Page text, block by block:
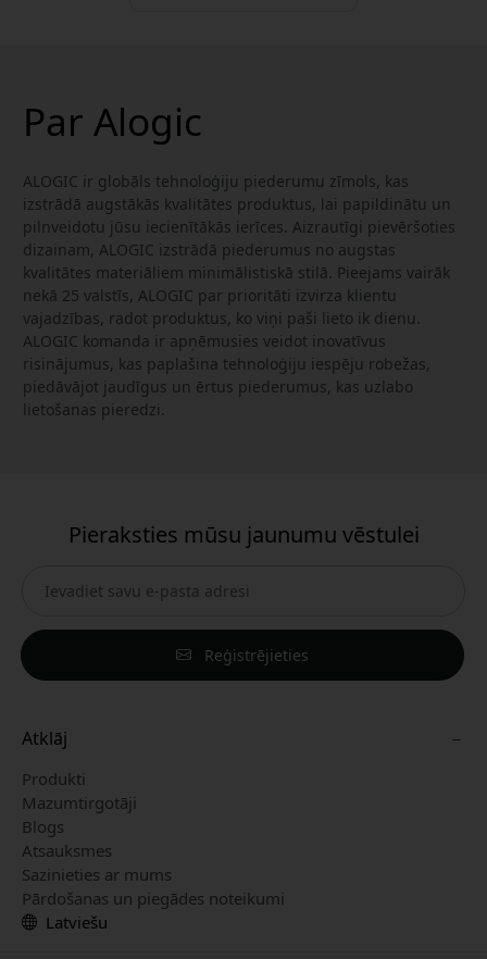
Par Alogic
ALOGIC ir globāls tehnoloģiju piederumu zīmols, kas
izstrādā augstākās kvalitātes produktus, lai papildinātu un
pilnveidotu jūsu iecienītākās ierīces. Aizrautīgi pievēršoties
dizainam, ALOGIC izstrādā piederumus no augstas
kvalitātes materiāliem minimālistiskā stilā. Pieejams vairāk
nekā 25 valstīs, ALOGIC par prioritāti izvirza klientu
vajadzības, radot produktus, ko viņi paši lieto ik dienu.
ALOGIC komanda ir apņēmusies veidot inovatīvus
risinājumus, kas paplašina tehnoloģiju iespēju robežas,
piedāvājot jaudīgus un ērtus piederumus, kas uzlabo
lietošanas pieredzi.
Pieraksties mūsu jaunumu vēstulei
Reģistrējieties
Atklāj
Produkti
Mazumtirgotāji
Blogs
Atsauksmes
Sazinieties ar mums
Pārdošanas un piegādes noteikumi
Latviešu